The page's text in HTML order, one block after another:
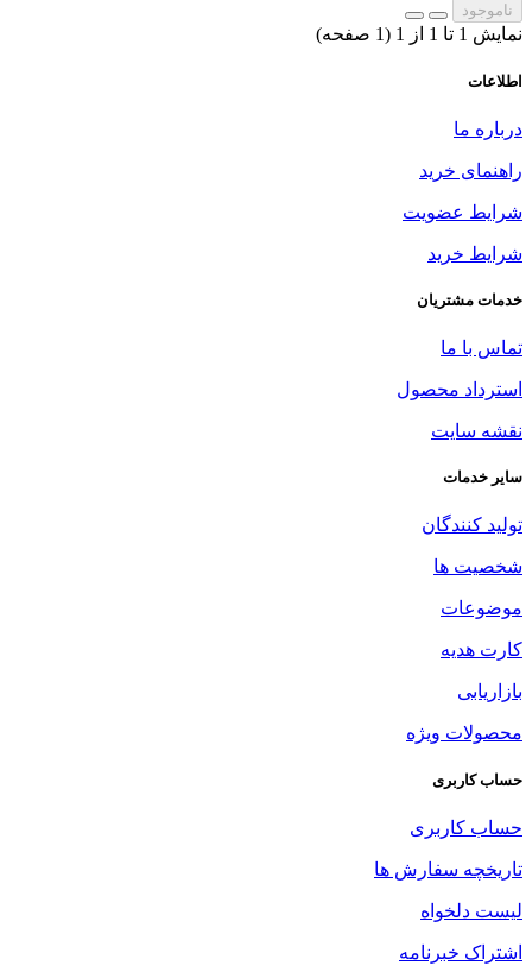
ناموجود
نمایش 1 تا 1 از 1 (1 صفحه)
اطلاعات
درباره ما
راهنمای خرید
شرایط عضویت
شرایط خرید
خدمات مشتریان
تماس با ما
استرداد محصول
نقشه سایت
سایر خدمات
تولید کنندگان
شخصیت ها
موضوعات
کارت هدیه
بازاریابی
محصولات ویژه
حساب کاربری
حساب کاربری
تاریخچه سفارش ها
لیست دلخواه
اشتراک خبرنامه